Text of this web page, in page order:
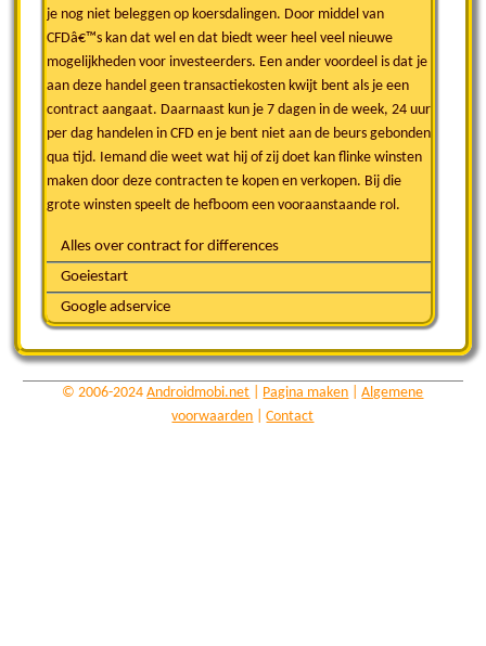
je nog niet beleggen op koersdalingen. Door middel van
CFDâ€™s kan dat wel en dat biedt weer heel veel nieuwe
mogelijkheden voor investeerders. Een ander voordeel is dat je
aan deze handel geen transactiekosten kwijt bent als je een
contract aangaat. Daarnaast kun je 7 dagen in de week, 24 uur
per dag handelen in CFD en je bent niet aan de beurs gebonden
qua tijd. Iemand die weet wat hij of zij doet kan flinke winsten
maken door deze contracten te kopen en verkopen. Bij die
grote winsten speelt de hefboom een vooraanstaande rol.
Alles over contract for differences
Goeiestart
Google adservice
© 2006-2024Androidmobi.net Pagina maken |Algemene
voorwaarden |Contact